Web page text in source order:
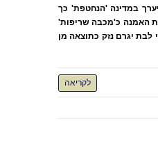
במדינה 'הנחטפת' כך
האמנה כ'מכבה שריפות'
לבת יגרם נזק כתוצאה מן
לקריאה